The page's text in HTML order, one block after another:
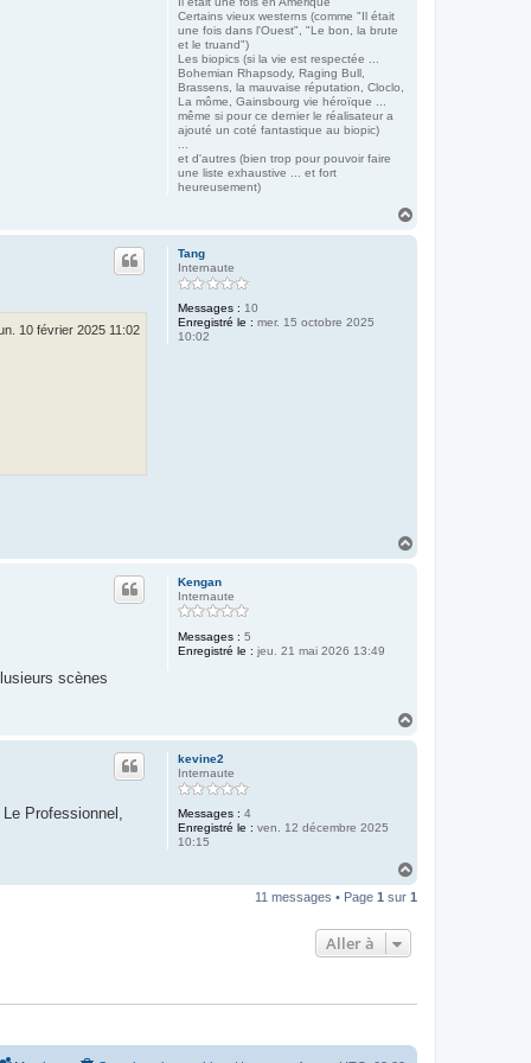
Certains vieux westerns (comme "Il était
une fois dans l'Ouest", "Le bon, la brute
et le truand")
Les biopics (si la vie est respectée ...
Bohemian Rhapsody, Raging Bull,
Brassens, la mauvaise réputation, Cloclo,
La môme, Gainsbourg vie héroïque ...
même si pour ce dernier le réalisateur a
ajouté un coté fantastique au biopic)
...
et d'autres (bien trop pour pouvoir faire
une liste exhaustive ... et fort
heureusement)
Tang
Internaute
Messages : 10
Enregistré le : mer. 15 octobre 2025
10:02
10 février 2025 11:02
Kengan
Internaute
Messages : 5
Enregistré le : jeu. 21 mai 2026 13:49
scènes
kevine2
Internaute
Messages : 4
Enregistré le : ven. 12 décembre 2025
10:15
Professionnel,
u
11 messages • Page 1 sur 1
Aller à